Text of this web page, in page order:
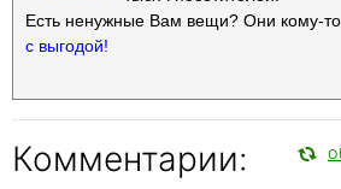
Есть ненужные Вам вещи? Они кому-
с выгодой!
Комментарии: